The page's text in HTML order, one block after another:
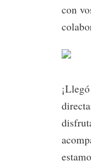
con